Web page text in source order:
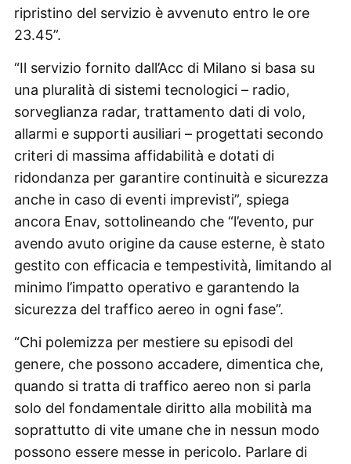
ripristino del servizio è avvenuto entro le ore
23.45”.
“Il servizio fornito dall’Acc di Milano si basa su
una pluralità di sistemi tecnologici – radio,
sorveglianza radar, trattamento dati di volo,
allarmi e supporti ausiliari – progettati secondo
criteri di massima affidabilità e dotati di
ridondanza per garantire continuità e sicurezza
anche in caso di eventi imprevisti”, spiega
ancora Enav, sottolineando che “l’evento, pur
avendo avuto origine da cause esterne, è stato
gestito con efficacia e tempestività, limitando al
minimo l’impatto operativo e garantendo la
sicurezza del traffico aereo in ogni fase”.
“Chi polemizza per mestiere su episodi del
genere, che possono accadere, dimentica che,
quando si tratta di traffico aereo non si parla
solo del fondamentale diritto alla mobilità ma
soprattutto di vite umane che in nessun modo
possono essere messe in pericolo. Parlare di